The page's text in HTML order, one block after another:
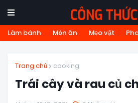
Làm bánh Món ăn Mẹo vặt
Trang chủ cooking
Trái cây và rau củ